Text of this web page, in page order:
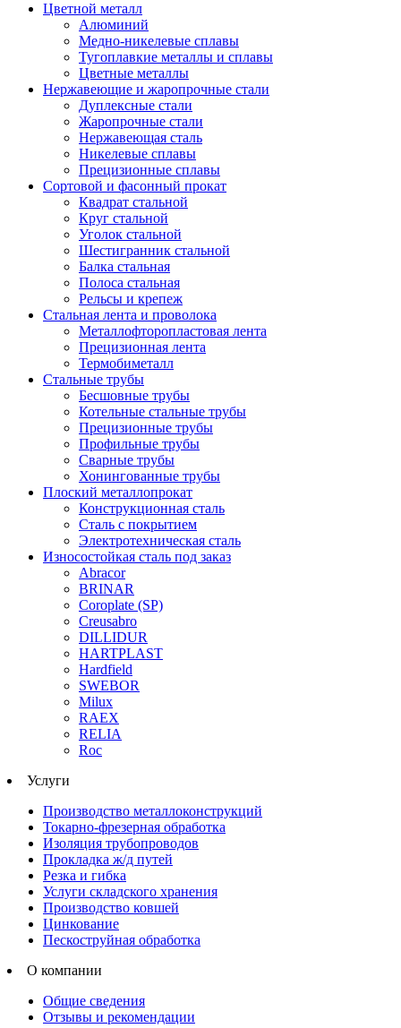
Цветной металл
Алюминий
Медно-никелевые сплавы
Тугоплавкие металлы и сплавы
Цветные металлы
Нержавеющие и жаропрочные стали
Дуплексные стали
Жаропрочные стали
Нержавеющая сталь
Никелевые сплавы
Прецизионные сплавы
Сортовой и фасонный прокат
Квадрат стальной
Круг стальной
Уголок стальной
Шестигранник стальной
Балка стальная
Полоса стальная
Рельсы и крепеж
Стальная лента и проволока
Металлофторопластовая лента
Прецизионная лента
Термобиметалл
Стальные трубы
Бесшовные трубы
Котельные стальные трубы
Прецизионные трубы
Профильные трубы
Сварные трубы
Хонингованные трубы
Плоский металлопрокат
Конструкционная сталь
Сталь с покрытием
Электротехническая сталь
Износостойкая сталь под заказ
Abracor
BRINAR
Coroplate (SP)
Creusabro
DILLIDUR
HARTPLAST
Hardfield
SWEBOR
Milux
RAEX
RELIA
Roc
Услуги
Производство металлоконструкций
Токарно-фрезерная обработка
Изоляция трубопроводов
Прокладка ж/д путей
Резка и гибка
Услуги складского хранения
Производство ковшей
Цинкование
Пескоструйная обработка
О компании
Общие сведения
Отзывы и рекомендации